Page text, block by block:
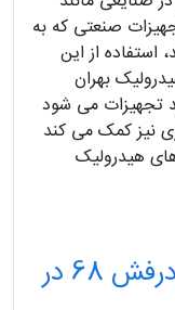
صنعتی که به
استفاده از این
بهران
تجهیزات می‌ شود
نیز کمک می‌ کند
هیدرولیک
عملکرد مقاوم روغن بهران درفش 68 در